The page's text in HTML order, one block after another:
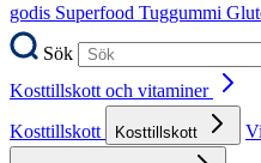
godis Superfood Tuggummi
Sök
Kosttillskott och vitaminer
Kosttillskott
Kosttillskott